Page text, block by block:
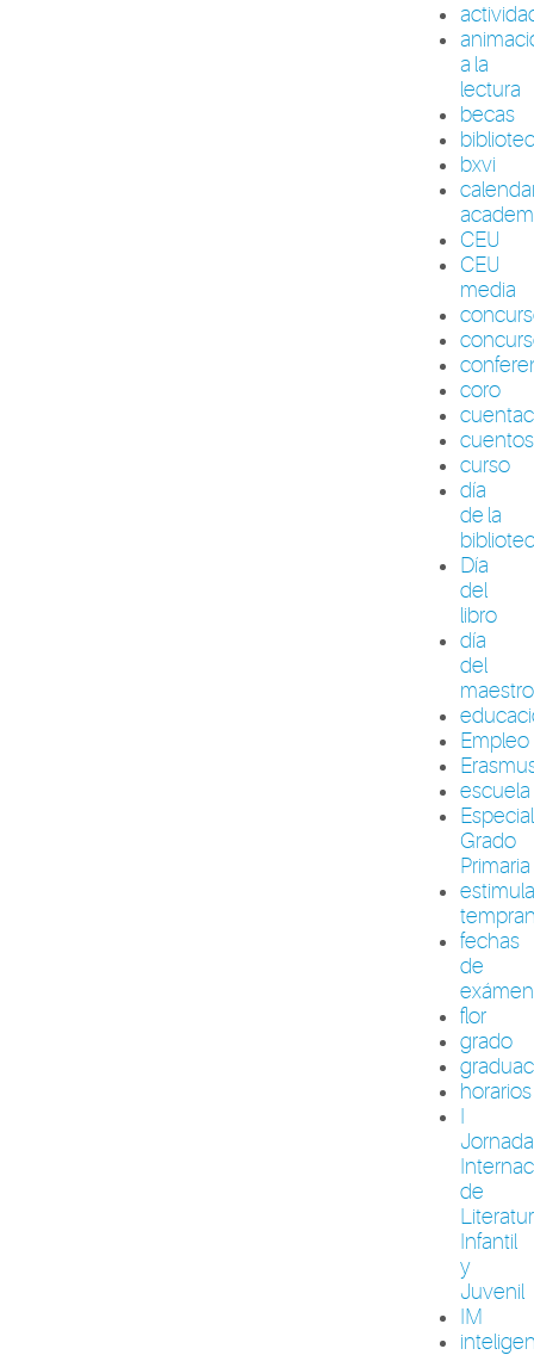
a la
lectura
becas
bxvi
CEU
CEU
media
coro
cuentos
curso
día
de la
Día
del
libro
día
del
maestro
Empleo
escuela
Grado
Primaria
fechas
de
flor
grado
horarios
I
de
Infantil
y
Juvenil
IM